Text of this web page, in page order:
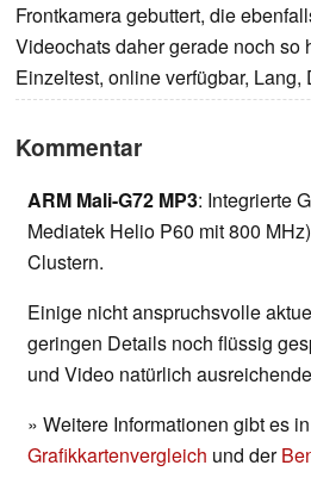
Frontkamera gebuttert, die
Videochats daher gerade noch so
Einzeltest, online verfügbar, Lang,
Kommentar
ARM Mali-G72 MP3: Integrierte
Mediatek Helio P60 mit 800
Clustern.
Einige nicht anspruchsvolle
geringen Details noch flüssig
und Video natürlich
» Weitere Informationen gibt es
Grafikkartenvergleich und der